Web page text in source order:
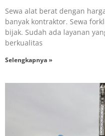
Sewa alat berat dengan
banyak kontraktor. Sewa
bijak. Sudah ada layanan
berkualitas
Selengkapnya »